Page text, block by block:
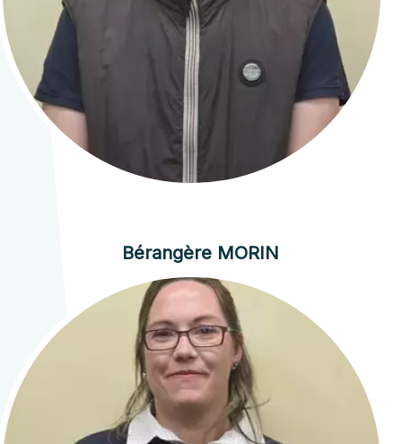
Bérangère MORIN